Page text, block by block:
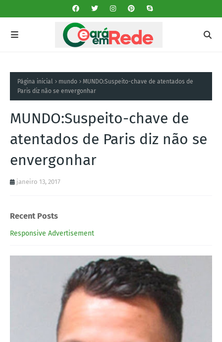
Página inicial mundo
MUNDO:Suspeito-chave de atentados de
Paris diz não se envergonhar
MUNDO:Suspeito-chave de
atentados de Paris diz não se
envergonhar
janeiro 13, 2017
Recent Posts
Responsive Advertisement